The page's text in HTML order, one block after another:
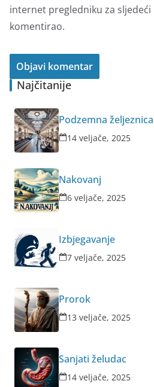
internet pregledniku za
komentirao.
Najčitanije
Podzemna željeznica
14 veljače, 2025
Nakovanj
6 veljače, 2025
Izbjegavanje
7 veljače, 2025
Prorok
13 veljače, 2025
Sanjati želudac
14 veljače, 2025